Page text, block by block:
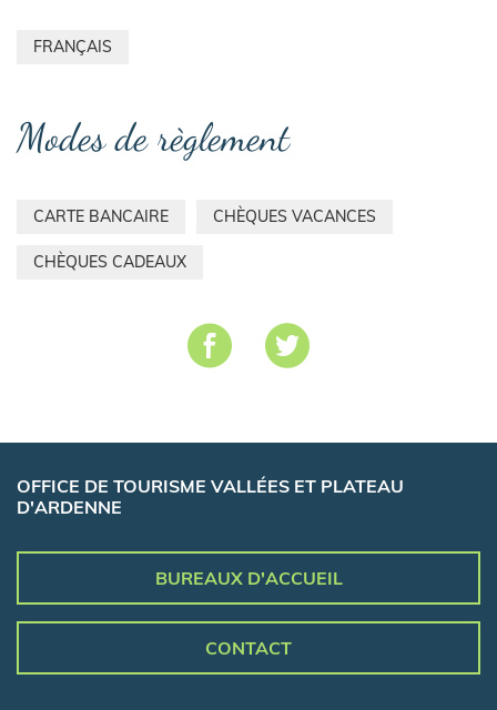
FRANÇAIS
Modes de règlement
CARTE BANCAIRE CHÈQUES VACANCES
CHÈQUES CADEAUX
OFFICE DE TOURISME VALLÉES ET PLATEAU
D'ARDENNE
BUREAUX D'ACCUEIL
CONTACT